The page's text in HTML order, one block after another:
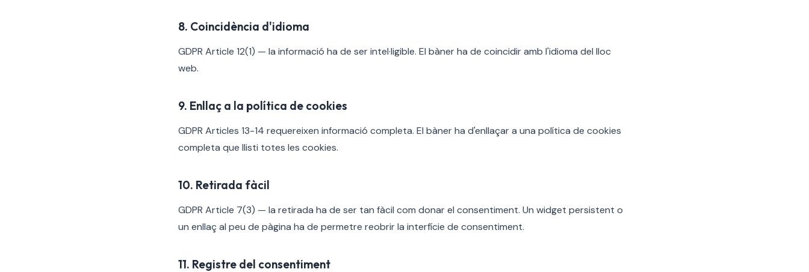
8. Coincidència d'idioma
GDPR Article 12(1) — la informació ha de ser intel·ligible. El bàner ha de coincidir amb l'idioma del lloc
web.
9. Enllaç a la política de cookies
GDPR Articles 13-14 requereixen informació completa. El bàner ha d'enllaçar a una política de cookies
completa que llisti totes les cookies.
10. Retirada fàcil
GDPR Article 7(3) — la retirada ha de ser tan fàcil com donar el consentiment. Un widget persistent o
un enllaç al peu de pàgina ha de permetre reobrir la interfície de consentiment.
11. Registre del consentiment